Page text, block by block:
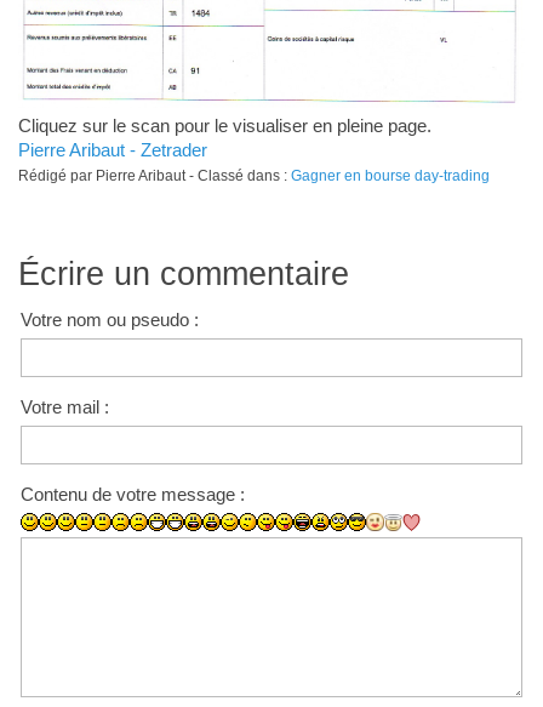
Cliquez sur le scan pour le visualiser en pleine page.
Pierre Aribaut - Zetrader
Rédigé par Pierre Aribaut - Classé dans : Gagner en bourse day-trading
Écrire un commentaire
Votre nom ou pseudo :
Votre mail :
Contenu de votre message :